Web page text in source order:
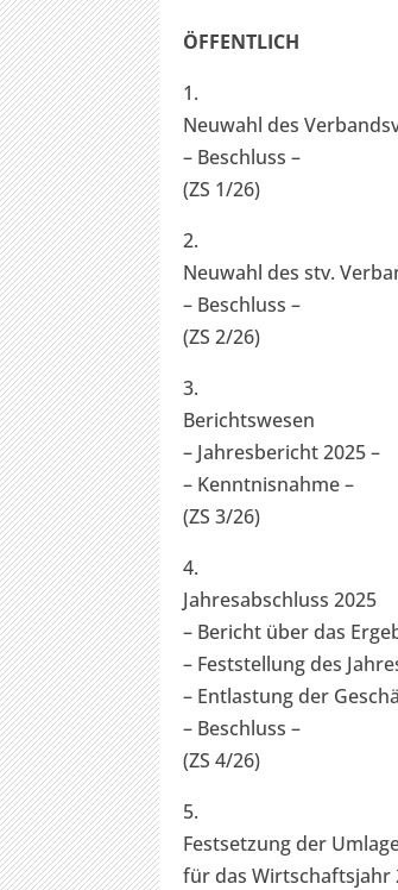
ÖFFENTLICH
1.
Neuwahl des
– Beschluss –
(ZS 1/26)
2.
Neuwahl des stv.
– Beschluss –
(ZS 2/26)
3.
Berichtswesen
– Jahresbericht 2025 –
– Kenntnisnahme –
(ZS 3/26)
4.
Jahresabschluss 2025
– Bericht über das
– Feststellung des
– Entlastung der
– Beschluss –
(ZS 4/26)
5.
Festsetzung der
für das Wirtschaftsjahr